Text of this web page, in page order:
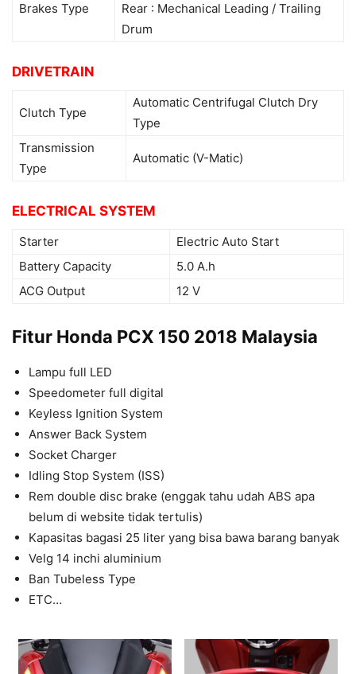
Brakes Type
Rear : Mechanical Leading / Trailing
Drum
DRIVETRAIN
Clutch Type
Automatic Centrifugal Clutch Dry
Type
Transmission
Type
Automatic (V-Matic)
ELECTRICAL SYSTEM
Starter
Electric Auto Start
Battery Capacity
5.0 A.h
ACG Output
12 V
Fitur Honda PCX 150 2018 Malaysia
Lampu full LED
Speedometer full digital
Keyless Ignition System
Answer Back System
Socket Charger
Idling Stop System (ISS)
Rem double disc brake (enggak tahu udah ABS apa
belum di website tidak tertulis)
Kapasitas bagasi 25 liter yang bisa bawa barang banyak
Velg 14 inchi aluminium
Ban Tubeless Type
ETC…